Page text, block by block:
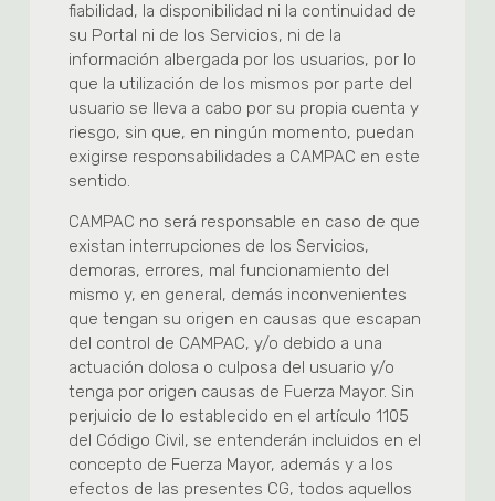
fiabilidad, la disponibilidad ni la continuidad de
su Portal ni de los Servicios, ni de la
información albergada por los usuarios, por lo
que la utilización de los mismos por parte del
usuario se lleva a cabo por su propia cuenta y
riesgo, sin que, en ningún momento, puedan
exigirse responsabilidades a CAMPAC en este
sentido.
CAMPAC no será responsable en caso de que
existan interrupciones de los Servicios,
demoras, errores, mal funcionamiento del
mismo y, en general, demás inconvenientes
que tengan su origen en causas que escapan
del control de CAMPAC, y/o debido a una
actuación dolosa o culposa del usuario y/o
tenga por origen causas de Fuerza Mayor. Sin
perjuicio de lo establecido en el artículo 1105
del Código Civil, se entenderán incluidos en el
concepto de Fuerza Mayor, además y a los
efectos de las presentes CG, todos aquellos